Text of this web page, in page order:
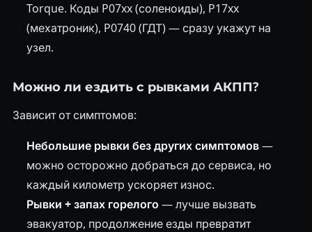
Torque. Коды P07xx (соленоиды), P17xx
(мехатроник), P0740 (ГДТ) — сразу укажут на
узел.
Можно ли ездить с рывками АКПП?
Зависит от симптомов:
Небольшие рывки без других симптомов—
можно осторожно добраться до сервиса, но
каждый километр ускоряет износ.
Рывки + запах горелого — лучше вызвать
эвакуатор, продолжение езды превратит